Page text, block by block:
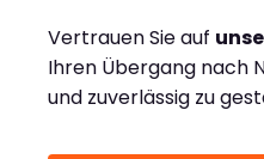
Vertrauen Sie auf
Ihren Übergang nach
und zuverlässig zu